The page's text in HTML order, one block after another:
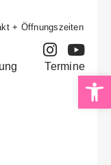
+ Öffnungszeiten
Termine